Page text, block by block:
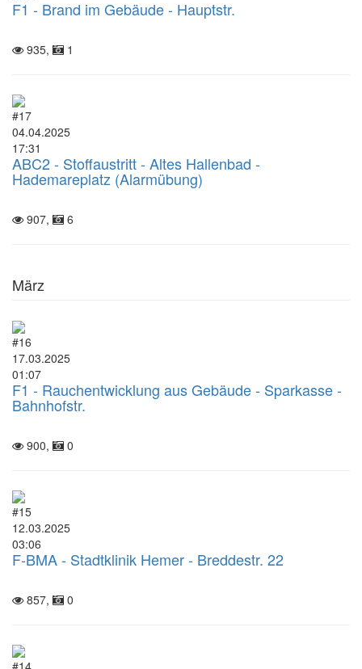
F1 - Brand im Gebäude - Hauptstr.
935, 1
#17
04.04.2025
17:31
ABC2 - Stoffaustritt - Altes Hallenbad -
Hademareplatz (Alarmübung)
907, 6
März
#16
17.03.2025
01:07
F1 - Rauchentwicklung aus Gebäude - Sparkasse -
Bahnhofstr.
900, 0
#15
12.03.2025
03:06
F-BMA - Stadtklinik Hemer - Breddestr. 22
857, 0